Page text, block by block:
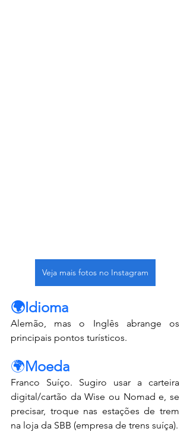
Veja mais fotos no Instagram
🌍Idioma
Alemão, mas o Inglês abrange os
principais pontos turísticos.
🌍Moeda
Franco Suíço. Sugiro usar a carteira
digital/cartão da Wise ou Nomad e, se
precisar, troque nas estações de trem
na loja da SBB (empresa de trens suíça).